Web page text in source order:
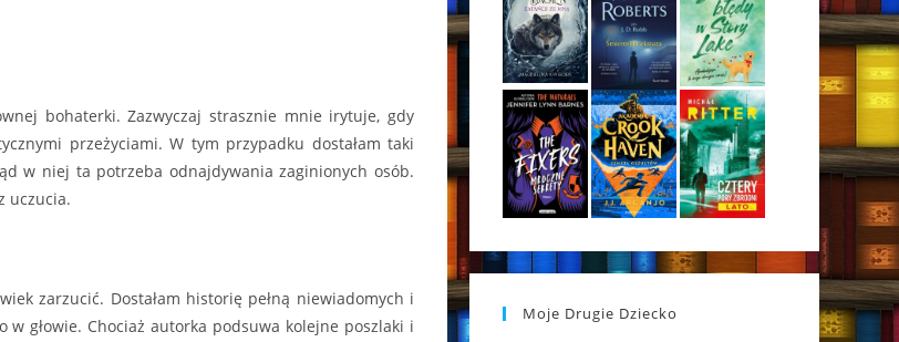
bohaterki. Zazwyczaj strasznie mnie irytuje, gdy
przeżyciami. W tym przypadku dostałam taki
w niej ta potrzeba odnajdywania zaginionych osób.
uczucia.
zarzucić. Dostałam historię pełną niewiadomych i
w głowie. Chociaż autorka podsuwa kolejne poszlaki i
Moje Drugie Dziecko